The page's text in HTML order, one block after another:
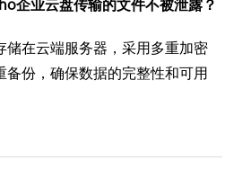
企业云盘传输的文件不被泄露？
储在云端服务器，采用多重加密
备份，确保数据的完整性和可用